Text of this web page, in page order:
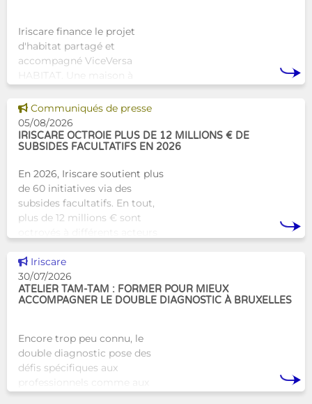
Iriscare finance le projet
d'habitat partagé et
accompagné ViceVersa
HABITAT. Une maison à
alternative innovante et
humaine aux structures
d’hébergement traditionnel
Voir cette news
Communiqués de presse
05/08/2026
IRISCARE OCTROIE PLUS DE 12 MILLIONS € DE
SUBSIDES FACULTATIFS EN 2026
En 2026, Iriscare soutient plus
de 60 initiatives via des
subsides facultatifs. En tout,
plus de 12 millions € sont
travail au serv
Voir cette news
Iriscare
30/07/2026
ATELIER TAM-TAM : FORMER POUR MIEUX
ACCOMPAGNER LE DOUBLE DIAGNOSTIC À BRUXELLES
Encore trop peu connu, le
double diagnostic pose des
défis spécifiques aux
professionnels comme aux